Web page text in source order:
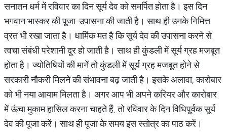
सनातन धर्म में रविवार का दिन सूर्य देव को समर्पित होता है। इस दिन
भगवान भास्कर की पूजा-उपासना की जाती है। साथ ही उनके निमित्त
व्रत भी रखा जाता है। धार्मिक मत है कि सूर्य देव की उपासना करने से
त्वचा संबंधी परेशानी दूर हो जाती है। साथ ही कुंडली में सूर्य ग्रह मजबूत
होता है। ज्योतिषियों की मानें तो कुंडली में सूर्य ग्रह मजबूत होने से
सरकारी नौकरी मिलने की संभावना बढ़ जाती है। इसके अलावा, कारोबार
को भी नया आयाम मिलता है। अगर आप भी अपने करियर और कारोबार
में ऊंचा मुकाम हासिल करना चाहते हैं, तो रविवार के दिन विधिपूर्वक सूर्य
देव की पूजा करें। साथ ही पूजा के समय इस स्तोत्र का पाठ करें।